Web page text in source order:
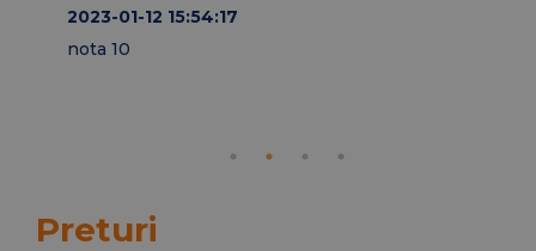
Preturi
2023-01-12 15:54:17
nota 10